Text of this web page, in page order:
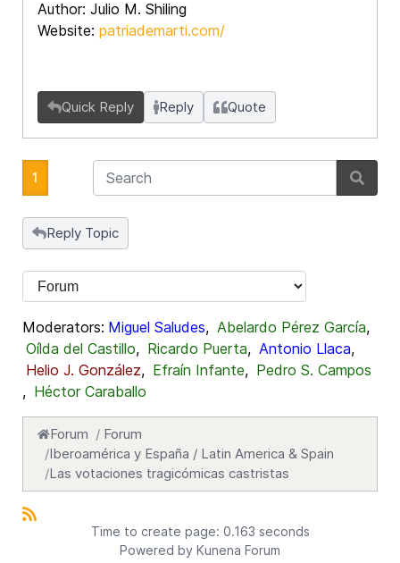
Author: Julio M. Shiling
Website: patriademarti.com/
Quick Reply Reply Quote
1
Reply Topic
Moderators: Miguel Saludes, Abelardo Pérez García,
Oílda del Castillo, Ricardo Puerta, Antonio Llaca,
Helio J. González, Efraín Infante, Pedro S. Campos
, Héctor Caraballo
Forum
Forum
Iberoamérica y España / Latin America & Spain
Las votaciones tragicómicas castristas
Time to create page: 0.163 seconds
Powered by Kunena Forum